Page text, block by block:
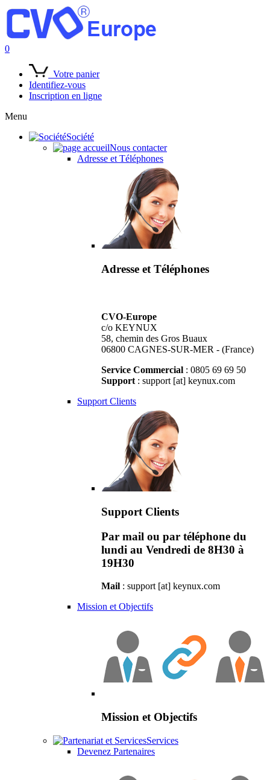
0
Votre panier
Identifiez-vous
Inscription en ligne
Menu
Société
Nous contacter
Adresse et Téléphones
Adresse et Téléphones
CVO-Europe
c/o KEYNUX
58, chemin des Gros Buaux
06800 CAGNES-SUR-MER - (France)
Service Commercial : 0805 69 69 50
Support : support [at] keynux.com
Support Clients
Support Clients
Par mail ou par téléphone du
lundi au Vendredi de 8H30 à
19H30
Mail : support [at] keynux.com
Mission et Objectifs
Mission et Objectifs
Services
Devenez Partenaires